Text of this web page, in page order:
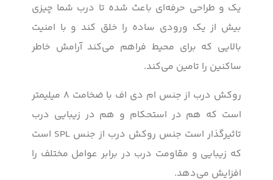
یک و طراحی حرفه‌ای باعث شده تا درب شما چیزی
بیش از یک ورودی ساده را خلق کند و با امنیت
بالایی که برای محیط فراهم می‌کند آرامش خاطر
ساکنین را تامین می‌کند.
روکش درب از جنس ام دی اف با ضخامت ۸ میلیمتر
است که هم در استحکام و هم در زیبایی درب
تاثیرگذار است جنس روکش درب از جنس SPL است
که زیبایی و مقاومت درب در برابر عوامل مختلف را
افزایش می‌دهد.